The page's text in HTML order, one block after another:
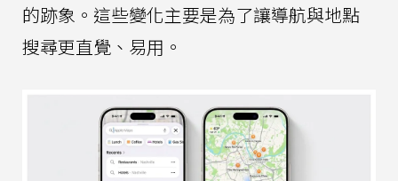
的跡象。這些變化主要是為了讓導航與地點
搜尋更直覺、易用。